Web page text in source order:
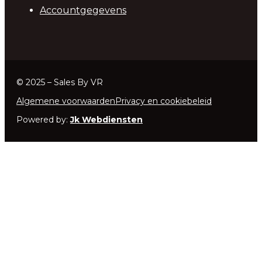
Accountgegevens
© 2025 – Sales By VR
Algemene voorwaarden Privacy en cookiebeleid
Powered by:Jk Webdiensten